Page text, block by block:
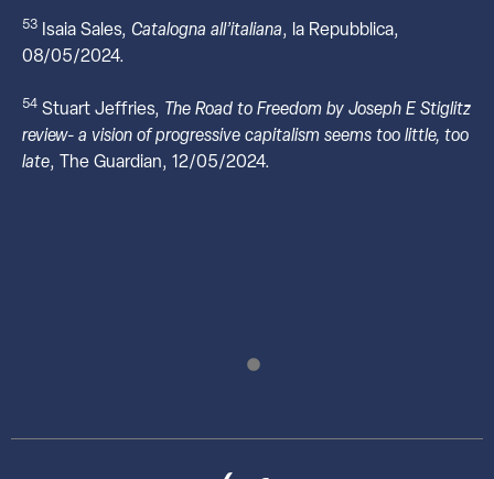
53 Isaia Sales, Catalogna all’italiana, la Repubblica,
08/05/2024.
54 Stuart Jeffries, The Road to Freedom by Joseph E Stiglitz
review- a vision of progressive capitalism seems too little, too
late, The Guardian, 12/05/2024.